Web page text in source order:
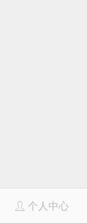
个人中心